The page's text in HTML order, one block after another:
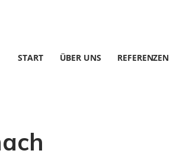
START ÜBER UNS REFERENZEN